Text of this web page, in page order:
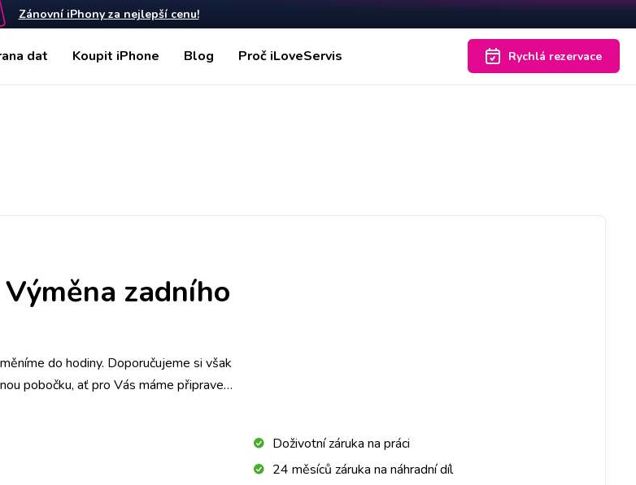
Zánovní iPhony za nejlepší cenu!
dat Koupit iPhone Blog Proč iLoveServis Rychlá rezervace
Výměna zadního
do hodiny. Doporučujeme si však
pobočku, ať pro Vás máme připravený
Doživotní záruka na práci
24 měsíců záruka na náhradní díl